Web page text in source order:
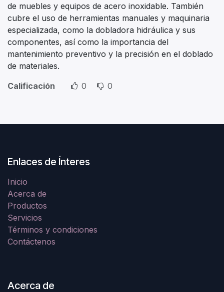
de muebles y equipos de acero inoxidable. También
cubre el uso de herramientas manuales y maquinaria
especializada, como la dobladora hidráulica y sus
componentes, así como la importancia del
mantenimiento preventivo y la precisión en el doblado
de materiales.
Calificación
0 0
Enlaces de Ínteres
Inicio
Acerca de
Productos
Servicios
Términos y condiciones
Contáctenos
Acerca de